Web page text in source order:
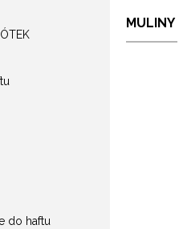
do haftu
MULINY